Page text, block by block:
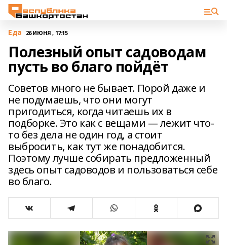
Еда 26 ИЮНЯ , 17:15
Полезный опыт садоводам
пусть во благо пойдёт
Советов много не бывает. Порой даже и
не подумаешь, что они могут
пригодиться, когда читаешь их в
подборке. Это как с вещами — лежит что-
то без дела не один год, а стоит
выбросить, как тут же понадобится.
Поэтому лучше собирать предложенный
здесь опыт садоводов и пользоваться себе
во благо.